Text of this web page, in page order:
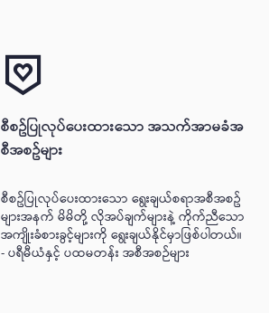
စီစဥ်ပြုလုပ်ပေးထားသော အသက်အာမခံအ
စီအစဥ်များ
စီစဥ်ပြုလုပ်ပေးထားသော ရွေးချယ်စရာအစီအစဥ်
များအနက် မိမိတို့ လိုအပ်ချက်များနဲ့ ကိုက်ညီသော
အကျိုးခံစားခွင့်များကို ရွေးချယ်နိုင်မှာဖြစ်ပါတယ်။
- ပရီမီယံနှင့် ပထမတန်း အစီအစဉ်များ